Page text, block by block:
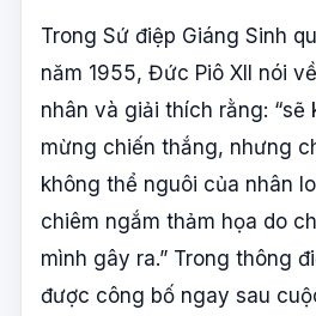
Trong Sứ điệp Giáng Sinh
năm 1955, Đức Piô XII nói
nhân và giải thích rằng:
mừng chiến thắng, nhưng
không thể nguôi của nhân
chiêm ngắm thảm họa do
mình gây ra.” Trong thông
được công bố ngay sau